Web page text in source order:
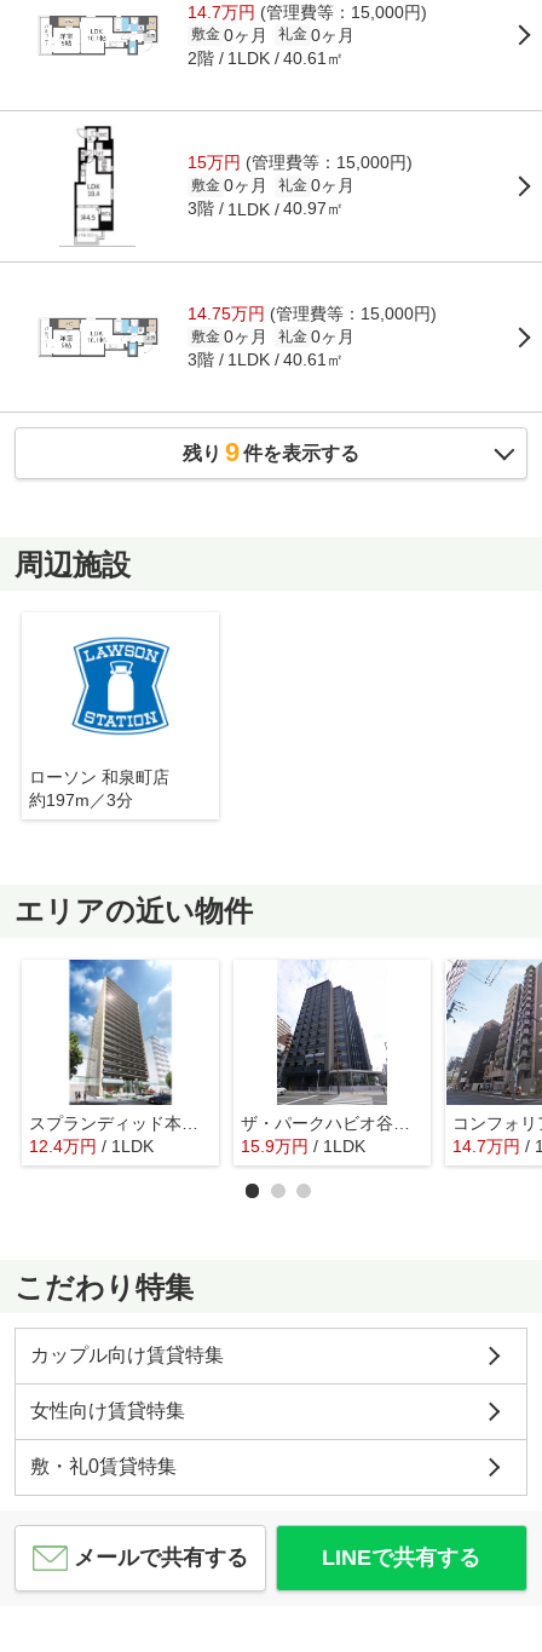
14.7万円 (管理費等：15,000円)
敷金 0ヶ月 礼金 0ヶ月
2階 1LDK 40.61㎡
15万円 (管理費等：15,000円)
敷金 0ヶ月 礼金 0ヶ月
3階 1LDK 40.97㎡
14.75万円 (管理費等：15,000円)
敷金 0ヶ月 礼金 0ヶ月
3階 1LDK 40.61㎡
残り 9件を表示する
周辺施設
ローソン 和泉町店
約197m／3分
エリアの近い物件
スプランディッド本町グラン
12.4万円 / 1LDK
ザ・パークハビオ谷町六丁目クロス
15.9万円 / 1LDK 14.7万円 /
こだわり特集
カップル向け賃貸特集
女性向け賃貸特集
敷・礼0賃貸特集
メールで共有する LINEで共有する